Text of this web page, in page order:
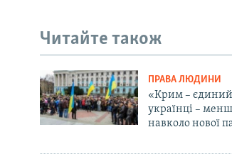
Читайте також
ПРАВА ЛЮДИНИ
«Крим – єдиний
українці –
навколо нової